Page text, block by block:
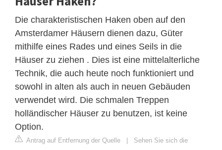
Die charakteristischen Haken oben auf den
Amsterdamer Häusern dienen dazu, Güter
mithilfe eines Rades und eines Seils in die
Häuser zu ziehen . Dies ist eine mittelalterliche
Technik, die auch heute noch funktioniert und
sowohl in alten als auch in neuen Gebäuden
verwendet wird. Die schmalen Treppen
holländischer Häuser zu benutzen, ist keine
Option.
Antrag auf Entfernung der Quelle | Sehen Sie sich die